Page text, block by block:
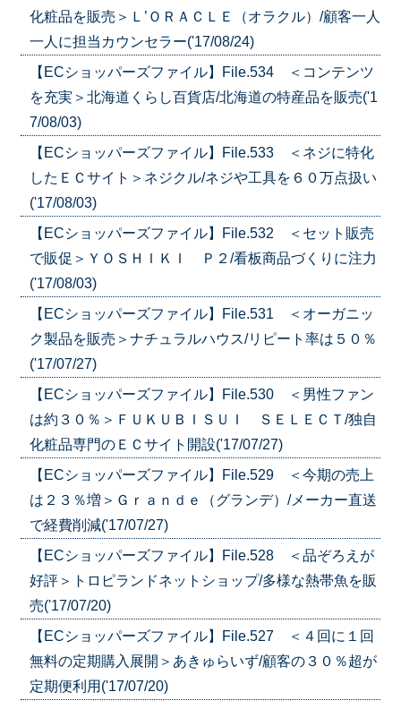
化粧品を販売＞Ｌ’ＯＲＡＣＬＥ（オラクル）/顧客一人
一人に担当カウンセラー('17/08/24)
【ECショッパーズファイル】File.534 ＜コンテンツ
を充実＞北海道くらし百貨店/北海道の特産品を販売('1
7/08/03)
【ECショッパーズファイル】File.533 ＜ネジに特化
したＥＣサイト＞ネジクル/ネジや工具を６０万点扱い
('17/08/03)
【ECショッパーズファイル】File.532 ＜セット販売
で販促＞ＹＯＳＨＩＫＩ Ｐ２/看板商品づくりに注力
('17/08/03)
【ECショッパーズファイル】File.531 ＜オーガニッ
ク製品を販売＞ナチュラルハウス/リピート率は５０％
('17/07/27)
【ECショッパーズファイル】File.530 ＜男性ファン
は約３０％＞ＦＵＫＵＢＩＳＵＩ ＳＥＬＥＣＴ/独自
化粧品専門のＥＣサイト開設('17/07/27)
【ECショッパーズファイル】File.529 ＜今期の売上
は２３％増＞Ｇｒａｎｄｅ（グランデ）/メーカー直送
で経費削減('17/07/27)
【ECショッパーズファイル】File.528 ＜品ぞろえが
好評＞トロピランドネットショップ/多様な熱帯魚を販
売('17/07/20)
【ECショッパーズファイル】File.527 ＜４回に１回
無料の定期購入展開＞あきゅらいず/顧客の３０％超が
定期便利用('17/07/20)